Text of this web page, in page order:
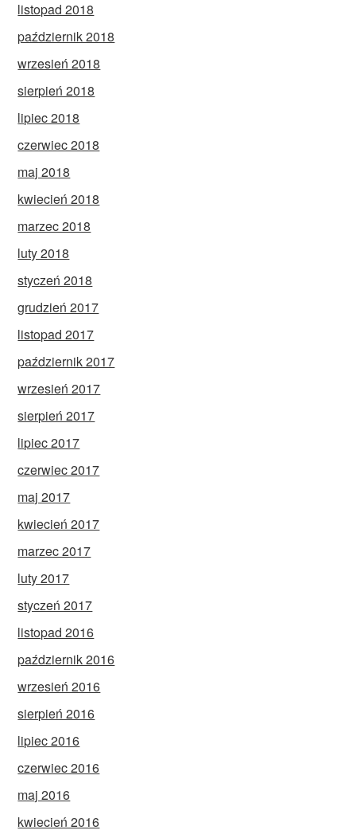
listopad 2018
październik 2018
wrzesień 2018
sierpień 2018
lipiec 2018
czerwiec 2018
maj 2018
kwiecień 2018
marzec 2018
luty 2018
styczeń 2018
grudzień 2017
listopad 2017
październik 2017
wrzesień 2017
sierpień 2017
lipiec 2017
czerwiec 2017
maj 2017
kwiecień 2017
marzec 2017
luty 2017
styczeń 2017
listopad 2016
październik 2016
wrzesień 2016
sierpień 2016
lipiec 2016
czerwiec 2016
maj 2016
kwiecień 2016